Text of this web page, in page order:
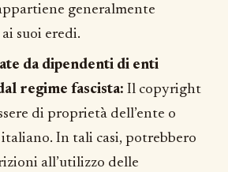
generalmente
suoi eredi.
da dipendenti di enti
regime fascista: Il copyright
di proprietà dell’ente o
In tali casi, potrebbero
all’utilizzo delle